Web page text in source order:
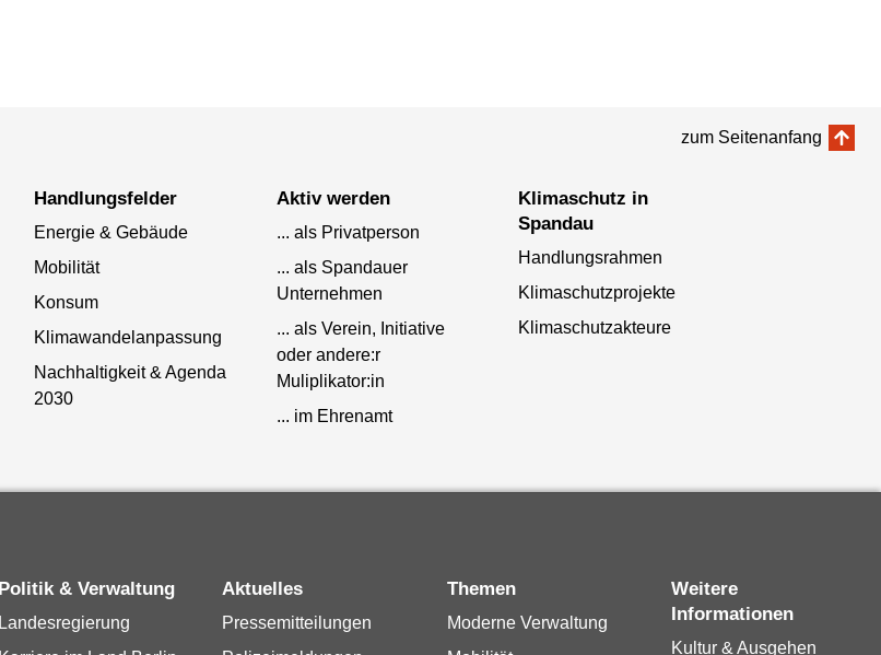
zum Seitenanfang
Handlungsfelder
Energie & Gebäude
Mobilität
Konsum
Klimawandelanpassung
Nachhaltigkeit & Agenda
2030
Aktiv werden
... als Privatperson
... als Spandauer
Unternehmen
... als Verein, Initiative
oder andere:r
Muliplikator:in
... im Ehrenamt
Klimaschutz in
Spandau
Handlungsrahmen
Klimaschutzprojekte
Klimaschutzakteure
Politik & Verwaltung
Landesregierung
Aktuelles
Pressemitteilungen
Themen
Moderne Verwaltung
Weitere
Informationen
Kultur & Ausgehen